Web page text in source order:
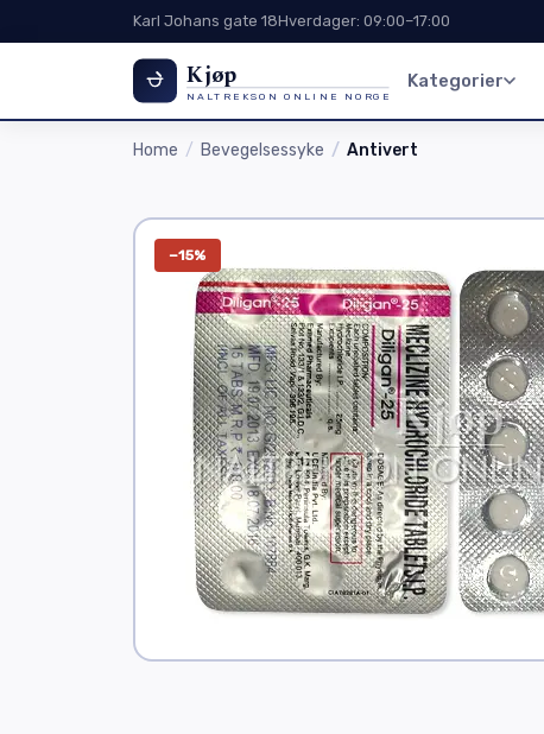
Karl Johans gate 18Hverdager: 09:00–17:00
Kjøp
NALTREKSON ONLINE NORGE
Kategorier
Home Bevegelsessyke Antivert
−15%